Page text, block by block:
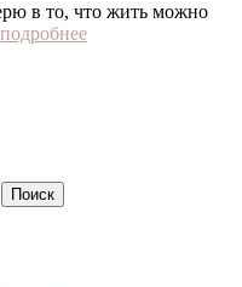
в то, что жить можно
подробнее